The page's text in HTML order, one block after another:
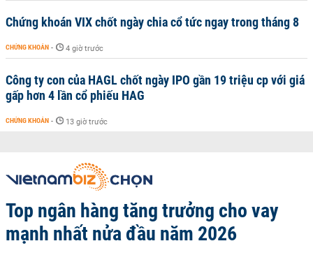
Chứng khoán VIX chốt ngày chia cổ tức ngay trong tháng 8
CHỨNG KHOÁN - 4 giờ trước
Công ty con của HAGL chốt ngày IPO gần 19 triệu cp với giá
gấp hơn 4 lần cổ phiếu HAG
CHỨNG KHOÁN - 13 giờ trước
Top ngân hàng tăng trưởng cho vay
mạnh nhất nửa đầu năm 2026